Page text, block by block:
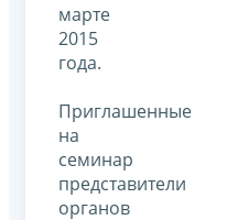
марте
2015
года.
Приглашенные
на
семинар
представители
органов